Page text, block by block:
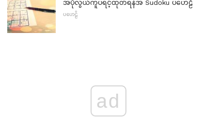
အပိုလွယ်ကူပရင့်ထုတ်ရန်အ Sudoku ပဟေဠိ
ပဟေဠိ
ad